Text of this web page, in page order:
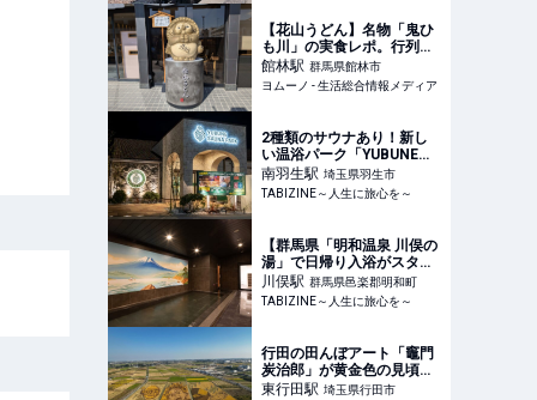
【花山うどん】名物「鬼ひ
も川」の実食レポ。行列が
できる日本一の味とは？ |
ヨムーノ
館林駅 群馬県館林市
ヨムーノ - 生活総合情報メディア
2種類のサウナあり！新し
い温浴パーク「YUBUNE
SAUNA PARK（ユブネ サ
ウナパーク）」オープン｜
埼玉・イオンモール羽生 |
～
南羽生駅 埼玉県羽生市
TABIZINE～人生に旅心を～
【群馬県「明和温泉 川俣の
湯」で日帰り入浴がスター
ト】HOTEL R9 Premium
川俣駅前に併設の天然温泉 |
TABIZINE～人生に旅心を
川俣駅 群馬県邑楽郡明和町
TABIZINE～人生に旅心を～
行田の田んぼアート「竈門
炭治郎」が黄金色の見頃迎
える
東行田駅 埼玉県行田市